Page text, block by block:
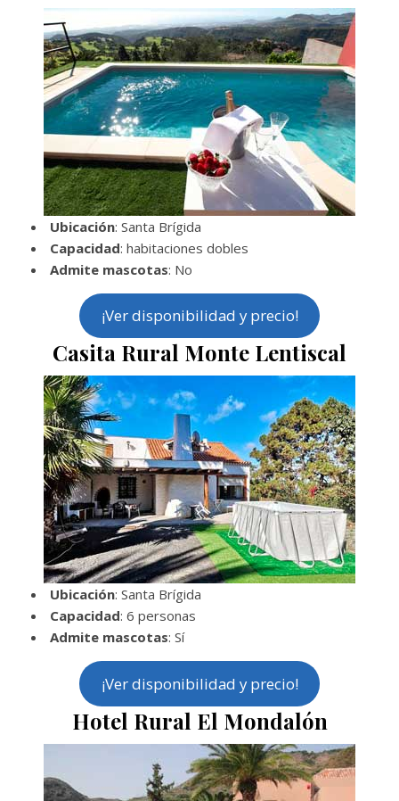
Ubicación: Santa Brígida
Capacidad: habitaciones dobles
Admite mascotas: No
¡Ver disponibilidad y precio!
Casita Rural Monte Lentiscal
Ubicación: Santa Brígida
Capacidad: 6 personas
Admite mascotas: Sí
¡Ver disponibilidad y precio!
Hotel Rural El Mondalón